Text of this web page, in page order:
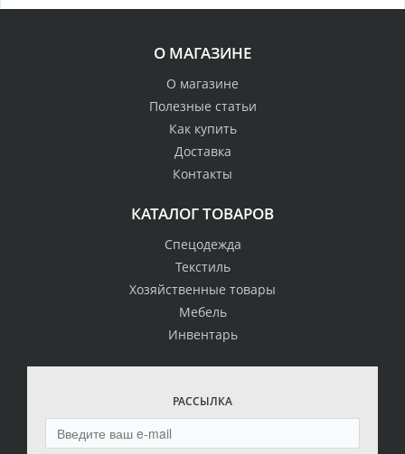
О МАГАЗИНЕ
О магазине
Полезные статьи
Как купить
Доставка
Контакты
КАТАЛОГ ТОВАРОВ
Спецодежда
Текстиль
Хозяйственные товары
Мебель
Инвентарь
РАССЫЛКА